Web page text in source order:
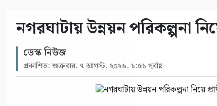
নগরঘাটায় উন্নয়ন পরিকল্পনা
ডেস্ক নিউজ
প্রকাশিত: শুক্রবার, ৭ আগস্ট, ২০২৬, ১:৫১ পূর্বাহ্ণ